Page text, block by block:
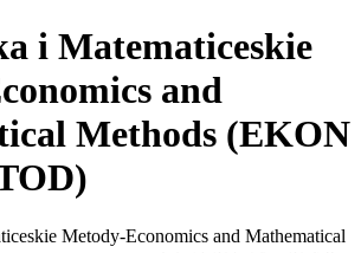
i Matematiceskie
and
Methods (EKON
Metody-Economics and Mathematical